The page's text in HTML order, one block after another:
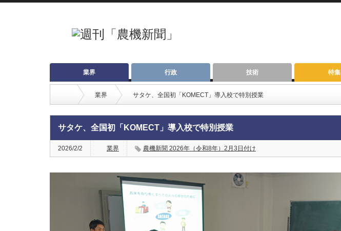
業界 行政 技術 特集
業界 サタケ、全国初「KOMECT」導入校で特別授業
サタケ、全国初「KOMECT」導入校で特別授業
2026/2/2 業界 農機新聞 2026年（令和8年）2月3日付け